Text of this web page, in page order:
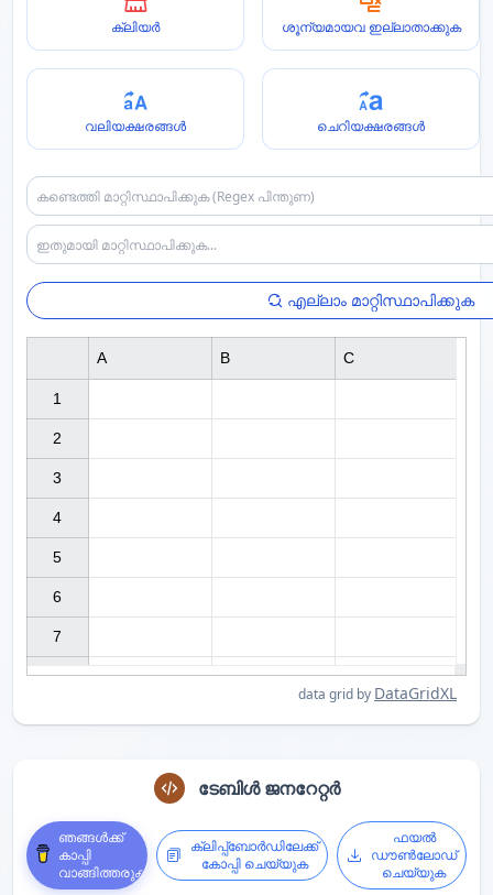
ക്ലിയർ ശൂന്യമായവ ഇല്ലാതാക്കുക
വലിയക്ഷരങ്ങൾ ചെറിയക്ഷരങ്ങൾ
എല്ലാം മാറ്റിസ്ഥാപിക്കുക
1
2
3
4
5
6
7
A B C
data grid by DataGridXL
ടേബിൾ ജനറേറ്റർ
ഞങ്ങൾക്ക്
കാപ്പി
വാങ്ങിത്തരുക
ക്ലിപ്പ്ബോർഡിലേക്ക്
കോപ്പി ചെയ്യുക
ഫയൽ
ഡൗൺലോഡ്
ചെയ്യുക